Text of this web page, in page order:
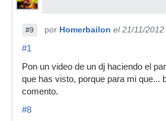
#9 por Homerbailon el 21/11/2012
#1
Pon un video de un dj haciendo el
que has visto, porque para mi que...
comento.
#8